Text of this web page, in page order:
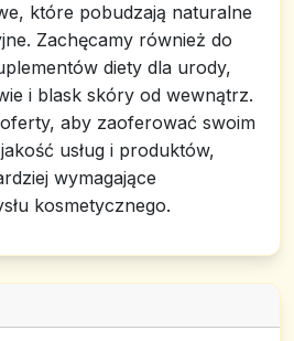
które pobudzają naturalne
Zachęcamy również do
diety dla urody,
i blask skóry od wewnątrz.
aby zaoferować swoim
usług i produktów,
wymagające
kosmetycznego.